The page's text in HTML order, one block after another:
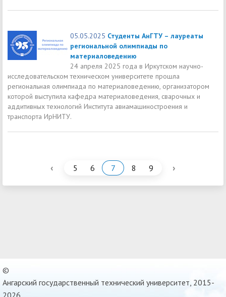
05.05.2025 Студенты АнГТУ – лауреаты
региональной олимпиады по
материаловедению
24 апреля 2025 года в Иркутском научно-
исследовательском техническом университете прошла
региональная олимпиада по материаловедению, организатором
которой выступила кафедра материаловедения, сварочных и
аддитивных технологий Института авиамашиностроения и
транспорта ИрНИТУ.
‹ 5 6 7 8 9 ›
©
Ангарский государственный технический университет, 2015-
2026